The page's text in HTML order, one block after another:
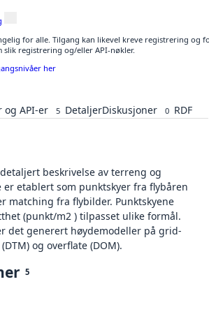
for alle. Tilgang kan likevel kreve registrering og
slik registrering og/eller API-nøkler.
her
og API-er 5 DetaljerDiskusjoner 0 RDF
beskrivelse av terreng og
er etablert som punktskyer fra flybåren
matching fra flybilder. Punktskyene
(punkt/m2 ) tilpasset ulike formål.
det generert høydemodeller på grid-
og overflate (DOM).
5